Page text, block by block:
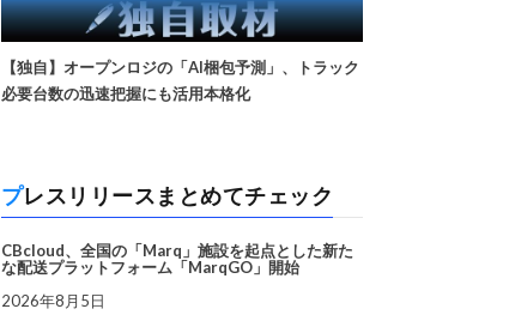
【独自】オープンロジの「AI梱包予測」、トラック
必要台数の迅速把握にも活用本格化
プレスリリースまとめてチェック
CBcloud、全国の「Marq」施設を起点とした新た
な配送プラットフォーム「MarqGO」開始
2026年8月5日